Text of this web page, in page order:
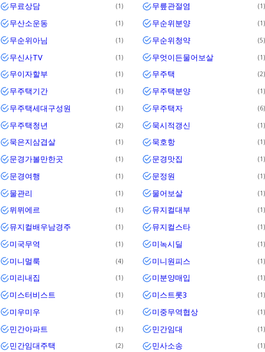
무료상담 1 무릎관절염 1
무산소운동 1 무순위분양 1
무순위아님 1 무순위청약 5
무신사TV 1 무엇이든물어보살 1
무이자할부 1 무주택 2
무주택기간 1 무주택분양 1
무주택세대구성원 1 무주택자 6
무주택청년 2 묵시적갱신 1
묵은지삼겹살 1 묵호항 1
문경가볼만한곳 1 문경맛집 1
문경여행 1 문정원 1
물관리 1 물어보살 1
뮈뮈에르 1 뮤지컬대부 1
뮤지컬배우남경주 1 뮤지컬스타 1
미국무역 1 미녹시딜 1
미니멀룩 4 미니원피스 1
미리내집 1 미분양매입 1
미스터비스트 1 미스트롯3 1
미우미우 1 미중무역협상 1
민간아파트 1 민간임대 1
민간임대주택 2 민사소송 1